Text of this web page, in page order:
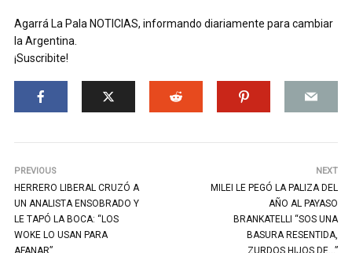
Agarrá La Pala NOTICIAS, informando diariamente para cambiar
la Argentina.
¡Suscribite!
PREVIOUS
HERRERO LIBERAL CRUZÓ A
UN ANALISTA ENSOBRADO Y
LE TAPÓ LA BOCA: “LOS
WOKE LO USAN PARA
AFANAR”
NEXT
MILEI LE PEGÓ LA PALIZA DEL
AÑO AL PAYASO
BRANKATELLI “SOS UNA
BASURA RESENTIDA,
ZURDOS HIJOS DE…”